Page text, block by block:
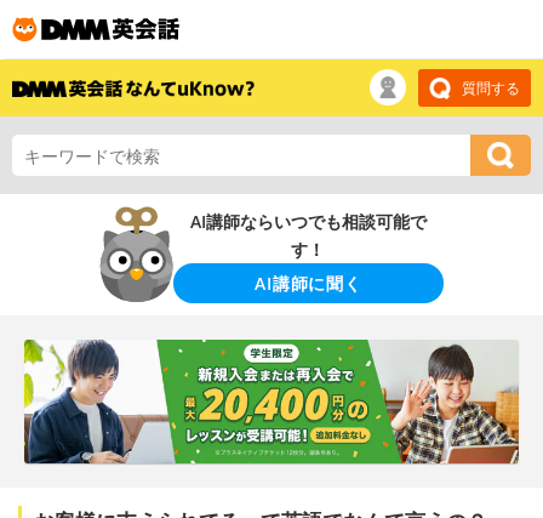
質問する
AI講師ならいつでも相談可能で
す！
AI講師に聞く